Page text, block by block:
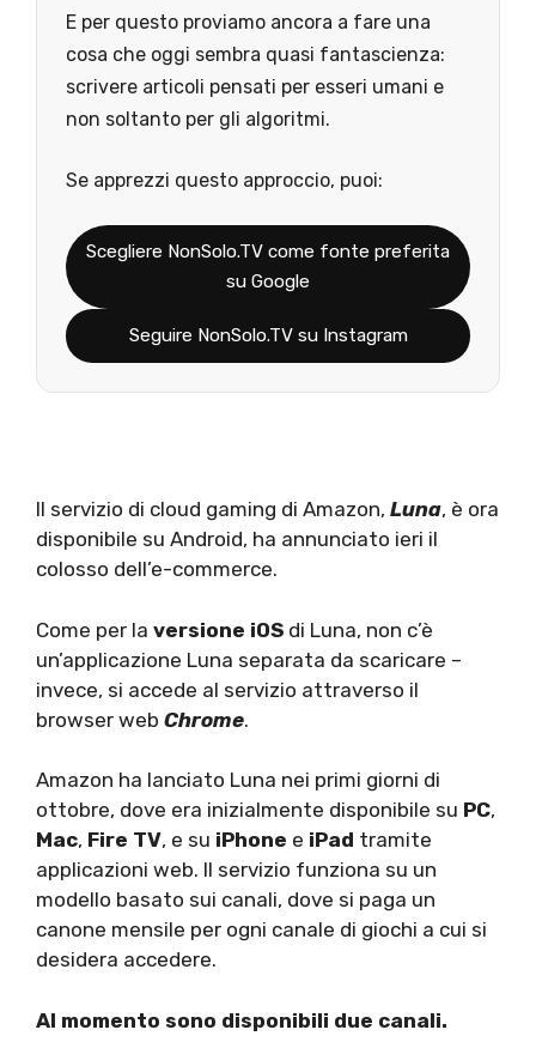
E per questo proviamo ancora a fare una
cosa che oggi sembra quasi fantascienza:
scrivere articoli pensati per esseri umani e
non soltanto per gli algoritmi.
Se apprezzi questo approccio, puoi:
Scegliere NonSolo.TV come fonte preferita
su Google
Seguire NonSolo.TV su Instagram
Il servizio di cloud gaming di Amazon, Luna, è ora
disponibile su Android, ha annunciato ieri il
colosso dell’e-commerce.
Come per la versione iOS di Luna, non c’è
un’applicazione Luna separata da scaricare –
invece, si accede al servizio attraverso il
browser web Chrome.
Amazon ha lanciato Luna nei primi giorni di
ottobre, dove era inizialmente disponibile su PC,
Mac, Fire TV, e su iPhone e iPad tramite
applicazioni web. Il servizio funziona su un
modello basato sui canali, dove si paga un
canone mensile per ogni canale di giochi a cui si
desidera accedere.
Al momento sono disponibili due canali.